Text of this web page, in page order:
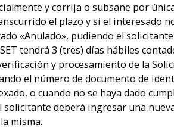
y corrija o subsane por
el plazo y si el interesado
«Anulado», pudiendo el
tendrá 3 (tres) días hábiles
y procesamiento de la
el número de documento de
o cuando no se haya dado
solicitante deberá ingresar una
misma.